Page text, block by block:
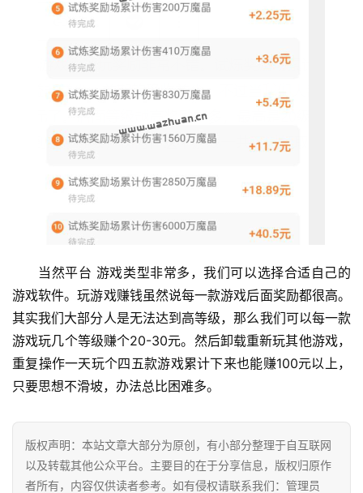
当然平台 游戏类型非常多，我们可以选择合适自己的
游戏软件。玩游戏赚钱虽然说每一款游戏后面奖励都很高。
其实我们大部分人是无法达到高等级，那么我们可以每一款
游戏玩几个等级赚个20-30元。然后卸载重新玩其他游戏，
重复操作一天玩个四五款游戏累计下来也能赚100元以上，
只要思想不滑坡，办法总比困难多。
版权声明：本站文章大部分为原创，有小部分整理于自互联网
以及转载其他公众平台。主要目的在于分享信息，版权归原作
者所有，内容仅供读者参考。如有侵权请联系我们：管理员